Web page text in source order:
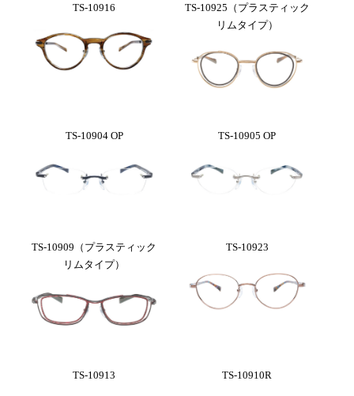
TS-10916
TS-10925（プラスティック
リムタイプ）
TS-10904 OP TS-10905 OP
TS-10909（プラスティック
リムタイプ）
TS-10923
TS-10913 TS-10910R